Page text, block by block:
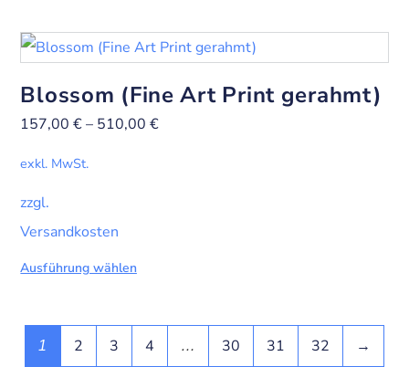
Blossom (Fine Art Print gerahmt)
157,00€– 510,00€
exkl. MwSt.
zzgl.
Versandkosten
Ausführung wählen
1 2 3 4 … 30 31 32 →